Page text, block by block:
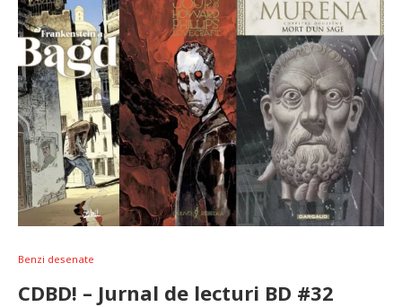
Benzi desenate
CDBD! – Jurnal de lecturi BD #32